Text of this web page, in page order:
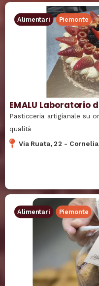
Alimentari Piemonte
EMALU Laboratorio
Pasticceria artigianale su
qualità
Via Ruata, 22 -
Alimentari Piemonte